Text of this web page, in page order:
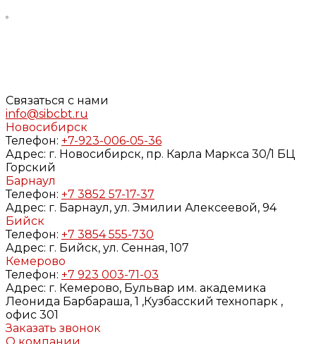
Связаться с нами
info@sibcbt.ru
Новосибирск
Телефон: +7-923-006-05-36
Адрес: г. Новосибирск, пр. Карла Маркса 30/1 БЦ
Горский
Барнаул
Телефон: +7 3852 57-17-37
Адрес: г. Барнаул, ул. Эмилии Алексеевой, 94
Бийск
Телефон: +7 3854 555-730
Адрес: г. Бийск, ул. Сенная, 107
Кемерово
Телефон: +7 923 003-71-03
Адрес: г. Кемерово, Бульвар им. академика
Леонида Барбараша, 1 ,Кузбасский технопарк ,
офис 301
Заказать звонок